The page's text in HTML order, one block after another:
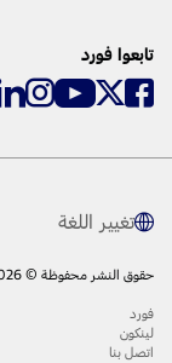
تابعوا فورد
تغيير اللغة
حقوق النشر محفوظة © 2026 فورد الشرق الأوسط
فورد
لينكون
اتصل بنا